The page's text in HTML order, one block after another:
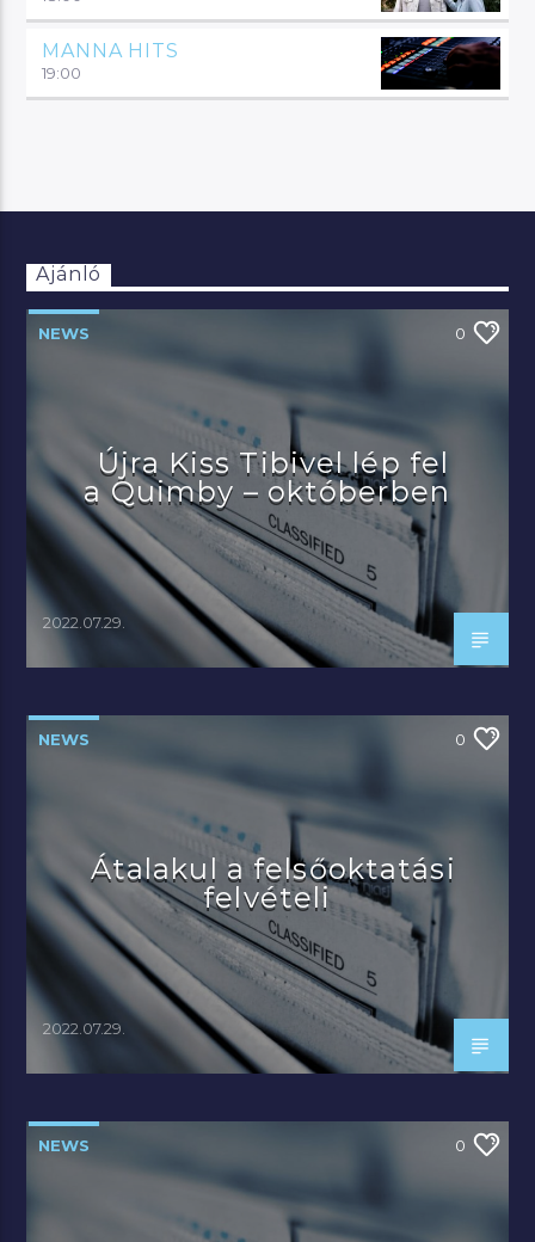
MANNA HITS
19:00
Ajánló
NEWS 0
Újra Kiss Tibivel lép fel
a Quimby – októberben
2022.07.29.
NEWS 0
Átalakul a felsőoktatási
felvételi
2022.07.29.
NEWS 0